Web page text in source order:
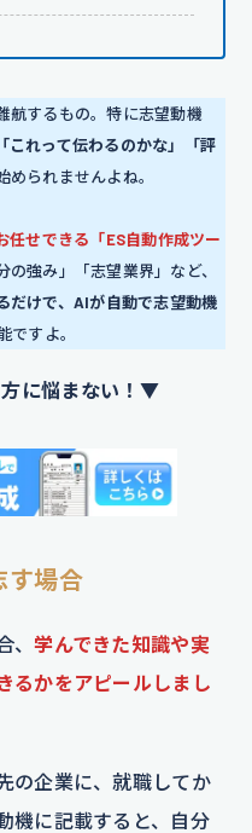
航するもの。特に志望動機
これって伝わるのかな」「評
められませんよね。
せできる「ES自動作成ツー
の強み」「志望業界」など、
だけで、AIが自動で志望動機
ですよ。
に悩まない！▼
す場合
、学んできた知識や実
るかをアピールしまし
の企業に、就職してか
機に記載すると、自分